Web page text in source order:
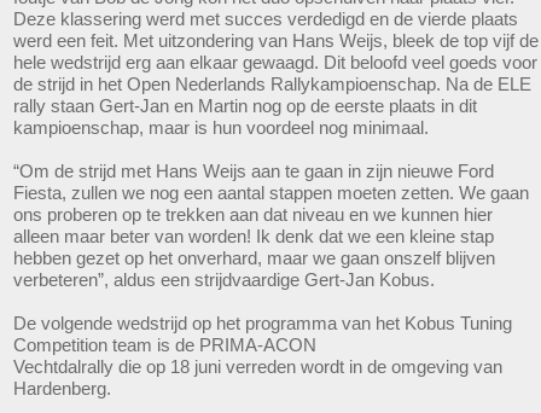
Deze klassering werd met succes verdedigd en de vierde plaats
werd een feit. Met uitzondering van Hans Weijs, bleek de top vijf de
hele wedstrijd erg aan elkaar gewaagd. Dit beloofd veel goeds voor
de strijd in het Open Nederlands Rallykampioenschap. Na de ELE
rally staan Gert-Jan en Martin nog op de eerste plaats in dit
kampioenschap, maar is hun voordeel nog minimaal.
“Om de strijd met Hans Weijs aan te gaan in zijn nieuwe Ford
Fiesta, zullen we nog een aantal stappen moeten zetten. We gaan
ons proberen op te trekken aan dat niveau en we kunnen hier
alleen maar beter van worden! Ik denk dat we een kleine stap
hebben gezet op het onverhard, maar we gaan onszelf blijven
verbeteren”, aldus een strijdvaardige Gert-Jan Kobus.
De volgende wedstrijd op het programma van het Kobus Tuning
Competition team is de PRIMA-ACON
Vechtdalrally die op 18 juni verreden wordt in de omgeving van
Hardenberg.